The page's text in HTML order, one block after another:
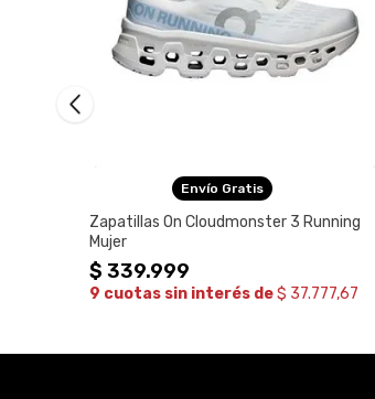
Envío Gratis
Zapatillas On Cloudmonster 3 Running
Mujer
$ 339.999
9 cuotas sin interés de $ 37.777,67